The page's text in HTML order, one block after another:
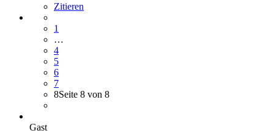
Zitieren
1
…
4
5
6
7
8Seite 8 von 8
Gast